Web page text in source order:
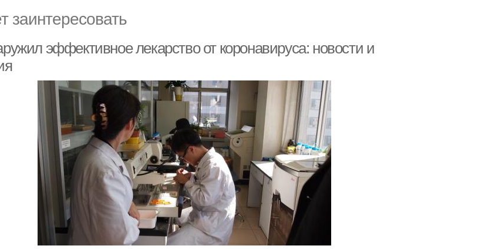
заинтересовать
эффективное лекарство от коронавируса: новости и